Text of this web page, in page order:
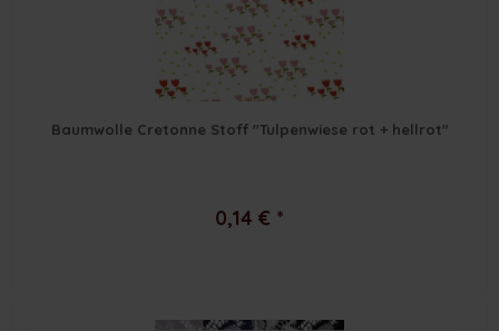
Baumwolle Cretonne Stoff "Tulpenwiese rot + hellrot"
0,14 € *